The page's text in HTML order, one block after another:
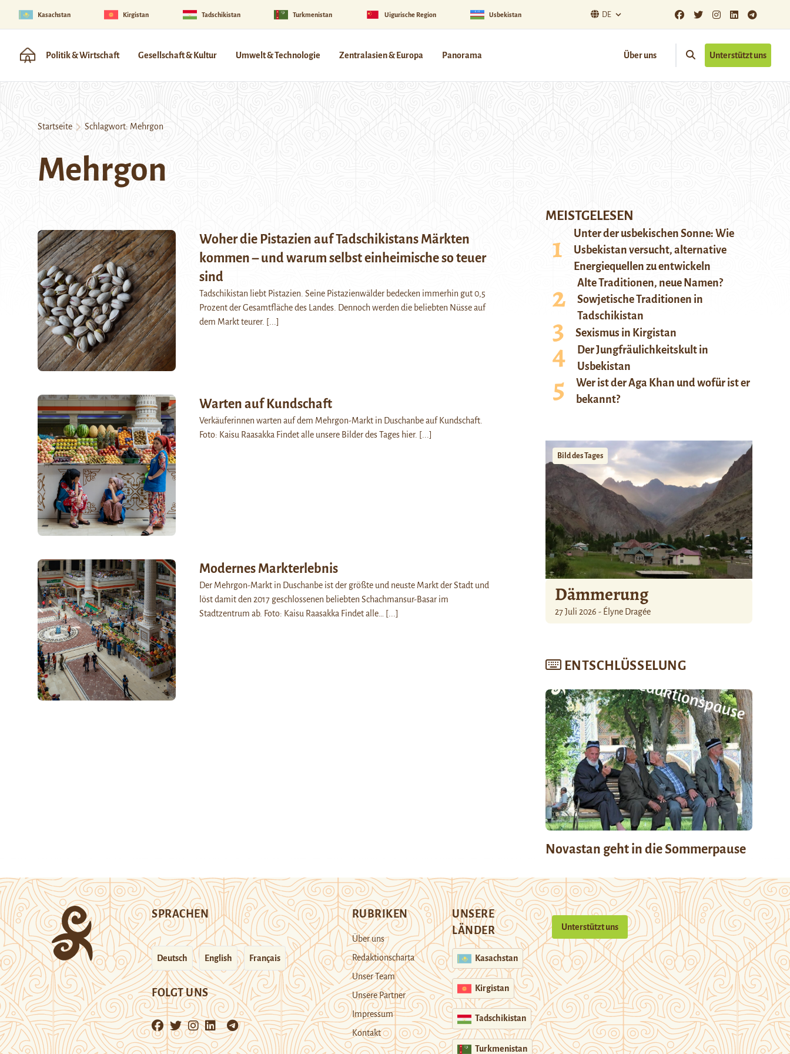
Kasachstan Kirgistan Tadschikistan Turkmenistan Uigurische Region Usbekistan DE
Politik & Wirtschaft Gesellschaft & Kultur Umwelt & Technologie Zentralasien & Europa Panorama Über uns Unterstützt uns
Startseite Schlagwort: Mehrgon
Mehrgon
Woher die Pistazien auf Tadschikistans Märkten
kommen – und warum selbst einheimische so teuer
sind
Tadschikistan liebt Pistazien. Seine Pistazienwälder bedecken immerhin gut 0,5
Prozent der Gesamtfläche des Landes. Dennoch werden die beliebten Nüsse auf
dem Markt teurer. [...]
Warten auf Kundschaft
Verkäuferinnen warten auf dem Mehrgon-Markt in Duschanbe auf Kundschaft.
Foto: Kaisu Raasakka Findet alle unsere Bilder des Tages hier. [...]
Modernes Markterlebnis
Der Mehrgon-Markt in Duschanbe ist der größte und neuste Markt der Stadt und
löst damit den 2017 geschlossenen beliebten Schachmansur-Basar im
Stadtzentrum ab. Foto: Kaisu Raasakka Findet alle…
[...]
MEISTGELESEN
Unter der usbekischen Sonne: Wie
Usbekistan versucht, alternative
Energiequellen zu entwickeln
Alte Traditionen, neue Namen?
Sowjetische Traditionen in
Tadschikistan
Sexismus in Kirgistan
Der Jungfräulichkeitskult in
Usbekistan
Wer ist der Aga Khan und wofür ist er
bekannt?
Bild des Tages
Dämmerung
27 Juli 2026 - Élyne Dragée
ENTSCHLÜSSELUNG
Novastan geht in die Sommerpause
SPRACHEN
Deutsch English Français
FOLGT UNS
RUBRIKEN
Über uns
Redaktionscharta
Unser Team
Unsere Partner
Impressum
Kontakt
UNSERE
LÄNDER
Kasachstan
Kirgistan
Tadschikistan
Turkmenistan
Unterstützt uns